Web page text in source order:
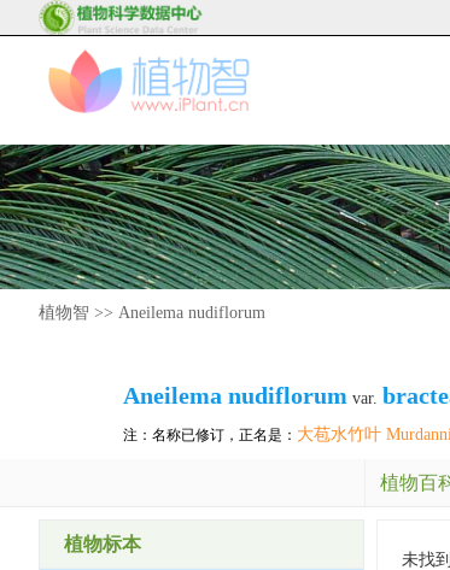
植物智 >> Aneilema nudiflorum
Aneilema nudiflorum var.
注：名称已修订，正名是： 大苞水竹叶
植物百
植物标本
未找